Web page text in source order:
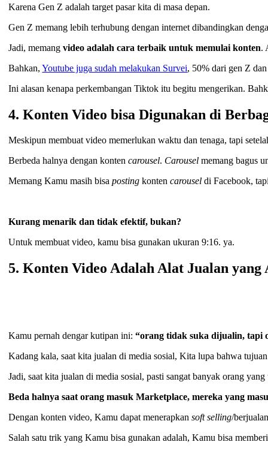
Karena Gen Z adalah target pasar kita di masa depan.
Gen Z memang lebih terhubung dengan internet dibandingkan
Jadi, memang video adalah cara terbaik untuk memulai konten.
Bahkan,Youtube juga sudah melakukan Survei, 50% dari gen Z
Ini alasan kenapa perkembangan Tiktok itu begitu mengerikan.
4. Konten Video bisa Digunakan di
Meskipun membuat video memerlukan waktu dan tenaga, tapi
Berbeda halnya dengan kontencarousel. Carousel memang bagus
Memang Kamu masih bisaposting kontencarousel di Facebook,
Kurang menarik dan tidak efektif, bukan?
Untuk membuat video, kamu bisa gunakan ukuran 9:16. ya.
5. Konten Video Adalah Alat Jualan yang
Kamu pernah dengar kutipan ini:“orang tidak suka dijualin, tapi
Kadang kala, saat kita jualan di media sosial, Kita lupa bahwa
Jadi, saat kita jualan di media sosial, pasti sangat banyak orang
Beda halnya saat orang masuk Marketplace, mereka yang
Dengan konten video, Kamu dapat menerapkansoft selling/
Salah satu trik yang Kamu bisa gunakan adalah, Kamu bisa